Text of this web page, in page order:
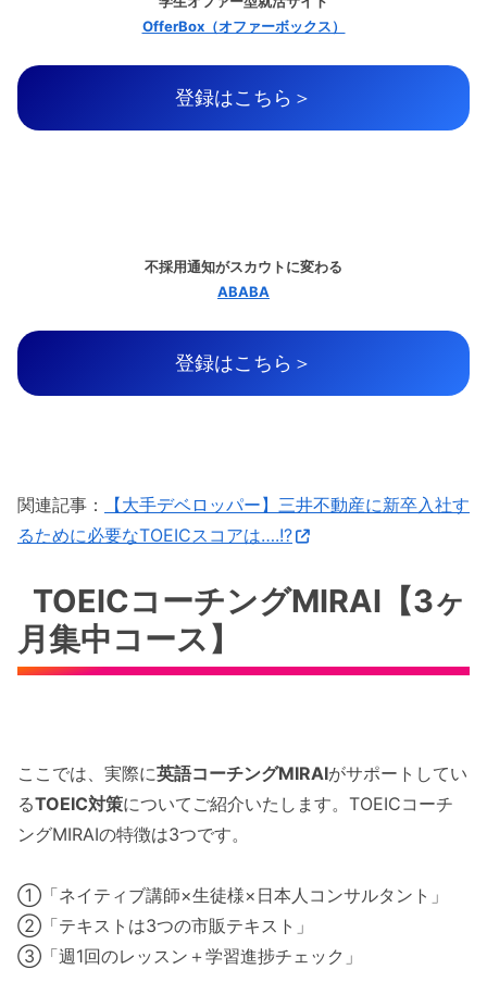
OfferBox（オファーボックス）
登録はこちら＞
不採用通知がスカウトに変わる
ABABA
登録はこちら＞
関連記事：
【大手デベロッパー】三井不動産に新卒入社す
るために必要なTOEICスコアは….!?
TOEICコーチングMIRAI【3ヶ
月集中コース】
ここでは、実際に英語コーチングMIRAIがサポートしてい
るTOEIC対策についてご紹介いたします。TOEICコーチ
ングMIRAIの特徴は3つです。
①「ネイティブ講師×生徒様×日本人コンサルタント」
②「テキストは3つの市販テキスト」
③「週1回のレッスン＋学習進捗チェック」